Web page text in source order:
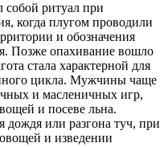
собой ритуал при
когда плугом проводили
и обозначения
Позже опахивание вошло
стала характерной для
цикла. Мужчины чаще
и масленичных игр,
и посеве льна.
или разгона туч, при
и изведении